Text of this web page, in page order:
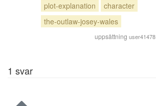
plot-explanation
character
the-outlaw-josey-wales
uppsättning user41478
1 svar